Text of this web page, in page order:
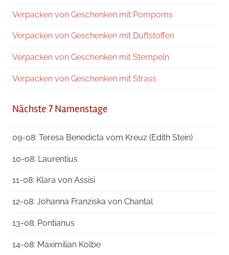
Verpacken von Geschenken mit Pompoms
Verpacken von Geschenken mit Duftstoffen
Verpacken von Geschenken mit Stempeln
Verpacken von Geschenken mit Strass
Nächste 7 Namenstage
09-08: Teresa Benedicta vom Kreuz (Edith Stein)
10-08: Laurentius
11-08: Klara von Assisi
12-08: Johanna Franziska von Chantal
13-08: Pontianus
14-08: Maximilian Kolbe